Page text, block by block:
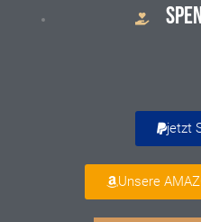
jetzt
Unsere